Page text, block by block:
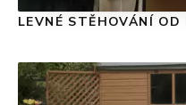
LEVNÉ STĚHOVÁNÍ OD